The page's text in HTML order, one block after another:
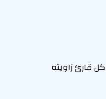
قارئ زاويته